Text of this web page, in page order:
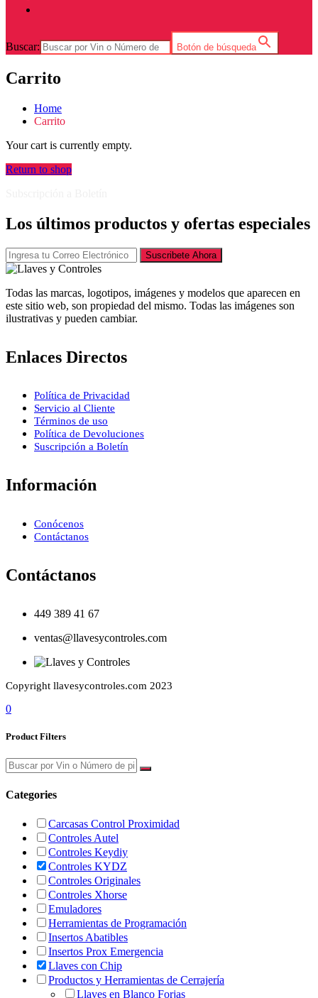
Buscar: Botón de búsqueda
Carrito
Home
Carrito
Your cart is currently empty.
Return to shop
Los últimos productos y ofertas especiales
Suscribete Ahora
Todas las marcas, logotipos, imágenes y modelos que aparecen en
este sitio web, son propiedad del mismo. Todas las imágenes son
ilustrativas y pueden cambiar.
Enlaces Directos
Política de Privacidad
Servicio al Cliente
Términos de uso
Política de Devoluciones
Suscripción a Boletín
Información
Conócenos
Contáctanos
Contáctanos
449 389 41 67
ventas@llavesycontroles.com
Copyright llavesycontroles.com 2023
0
Product Filters
Categories
Carcasas Control Proximidad
Controles Autel
Controles Keydiy
Controles KYDZ
Controles Originales
Controles Xhorse
Emuladores
Herramientas de Programación
Insertos Abatibles
Insertos Prox Emergencia
Llaves con Chip
Productos y Herramientas de Cerrajería
Llaves en Blanco Forjas